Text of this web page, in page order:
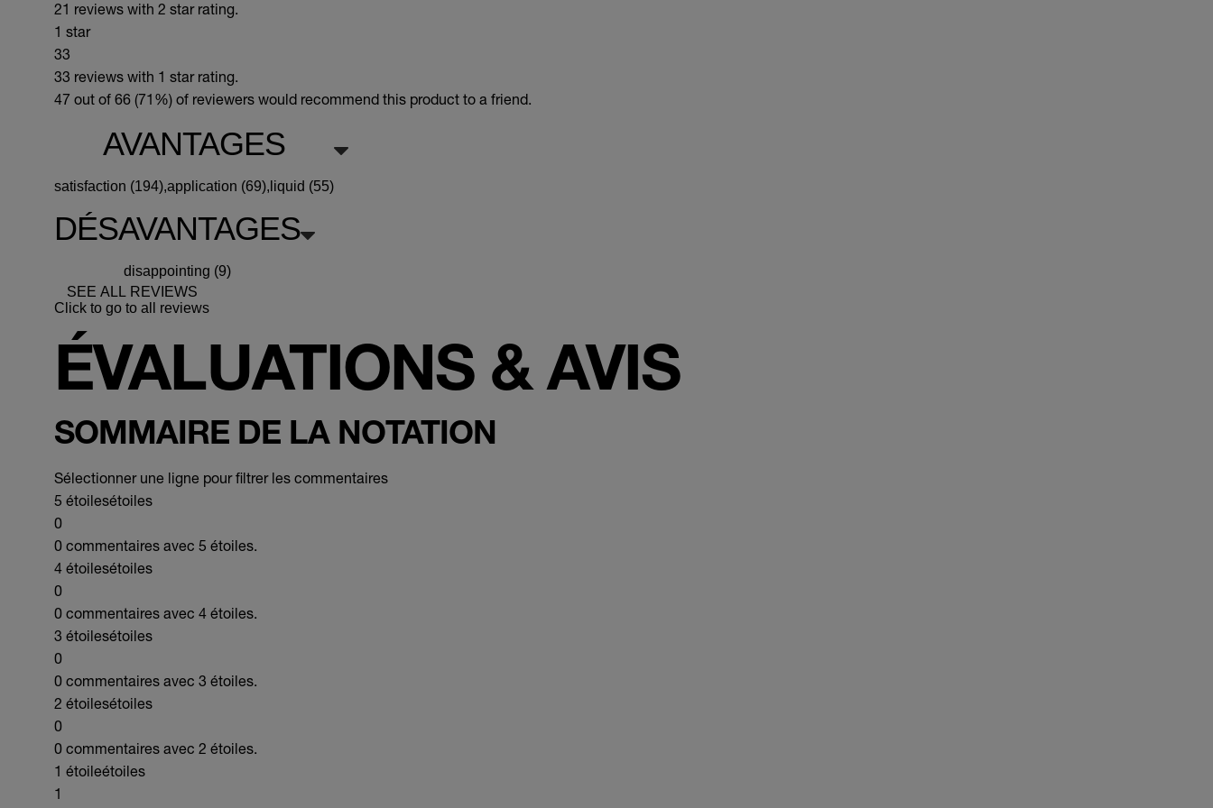
21 reviews with 2 star rating.
1 star
33
33 reviews with 1 star rating.
47 out of 66 (71%) of reviewers would recommend this product to a friend.
AVANTAGES
satisfaction (194),application (69), liquid (55)
DÉSAVANTAGES
disappointing (9)
SEE ALL REVIEWS
Click to go to all reviews
ÉVALUATIONS & AVIS
SOMMAIRE DE LA NOTATION
Sélectionner une ligne pour filtrer les commentaires
5 étoilesétoiles
0
0 commentaires avec 5 étoiles.
4 étoilesétoiles
0
0 commentaires avec 4 étoiles.
3 étoilesétoiles
0
0 commentaires avec 3 étoiles.
2 étoilesétoiles
0
0 commentaires avec 2 étoiles.
1 étoileétoiles
1